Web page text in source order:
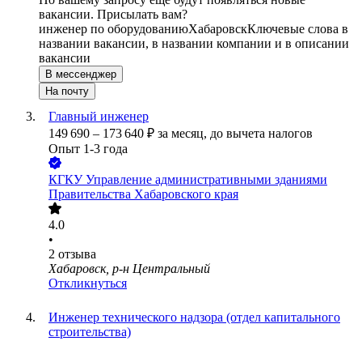
вакансии. Присылать вам?
инженер по оборудованиюХабаровскКлючевые слова в
названии вакансии, в названии компании и в описании
вакансии
В мессенджер
На почту
Главный инженер
149 690 – 173 640 ₽ за месяц, до вычета налогов
Опыт 1-3 года
КГКУ Управление административными зданиями
Правительства Хабаровского края
4.0
•
2 отзыва
Хабаровск, р-н Центральный
Откликнуться
Инженер технического надзора (отдел капитального
строительства)